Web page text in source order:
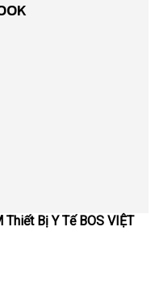
Bị Y Tế BOS VIỆT